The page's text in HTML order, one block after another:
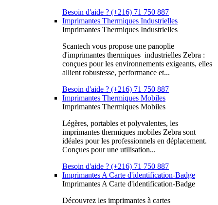
Besoin d'aide ? (+216) 71 750 887
Imprimantes Thermiques Industrielles
Imprimantes Thermiques Industrielles
Scantech vous propose une panoplie
d'imprimantes thermiques industrielles Zebra :
conçues pour les environnements exigeants, elles
allient robustesse, performance et...
Besoin d'aide ? (+216) 71 750 887
Imprimantes Thermiques Mobiles
Imprimantes Thermiques Mobiles
Légères, portables et polyvalentes, les
imprimantes thermiques mobiles Zebra sont
idéales pour les professionnels en déplacement.
Conçues pour une utilisation...
Besoin d'aide ? (+216) 71 750 887
Imprimantes A Carte d'identification-Badge
Imprimantes A Carte d'identification-Badge
Découvrez les imprimantes à cartes